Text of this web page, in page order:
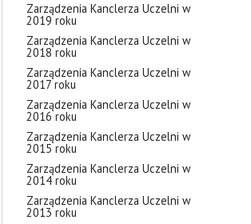
Zarządzenia Kanclerza Uczelni w
2019 roku
Zarządzenia Kanclerza Uczelni w
2018 roku
Zarządzenia Kanclerza Uczelni w
2017 roku
Zarządzenia Kanclerza Uczelni w
2016 roku
Zarządzenia Kanclerza Uczelni w
2015 roku
Zarządzenia Kanclerza Uczelni w
2014 roku
Zarządzenia Kanclerza Uczelni w
2013 roku